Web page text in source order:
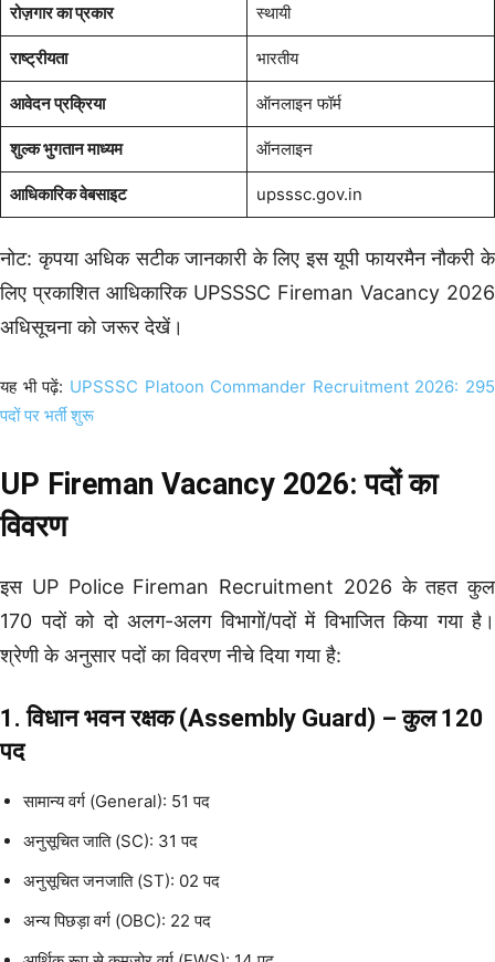
रोज़गार का प्रकार स्थायी
राष्ट्रीयता भारतीय
आवेदन प्रक्रिया ऑनलाइन फॉर्म
शुल्क भुगतान माध्यम ऑनलाइन
आधिकारिक वेबसाइट upsssc.gov.in
नोट: कृपया अधिक सटीक जानकारी के लिए इस यूपी फायरमैन नौकरी के
लिए प्रकाशित आधिकारिक UPSSSC Fireman Vacancy 2026
अधिसूचना को जरूर देखें।
यह भी पढ़ें: UPSSSC Platoon Commander Recruitment 2026: 295
पदों पर भर्ती शुरू
UP Fireman Vacancy 2026: पदों का
विवरण
इस UP Police Fireman Recruitment 2026 के तहत कुल
170 पदों को दो अलग-अलग विभागों/पदों में विभाजित किया गया है।
श्रेणी के अनुसार पदों का विवरण नीचे दिया गया है:
1. विधान भवन रक्षक (Assembly Guard) – कुल 120
पद
सामान्य वर्ग (General): 51 पद
अनुसूचित जाति (SC): 31 पद
अनुसूचित जनजाति (ST): 02 पद
अन्य पिछड़ा वर्ग (OBC): 22 पद